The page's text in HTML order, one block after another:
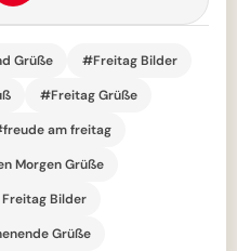
Grüße
#Freitag Bilder
#Freitag Grüße
am freitag
Morgen Grüße
Bilder
Grüße